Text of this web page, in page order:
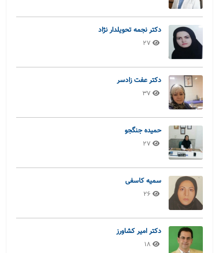
دکتر نجمه تحویلدار نژاد
27
دکتر عفت زادسر
37
حمیده جنگجو
27
سمیه کاسفی
26
دکتر امیر کشاورز
18